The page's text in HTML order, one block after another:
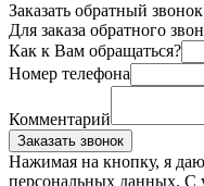
Заказать обратный звонок
Для заказа обратного
Как к Вам обращаться?
Номер телефона
Комментарий
Заказать звонок
Нажимая на кнопку, я даю
персональных данных. С